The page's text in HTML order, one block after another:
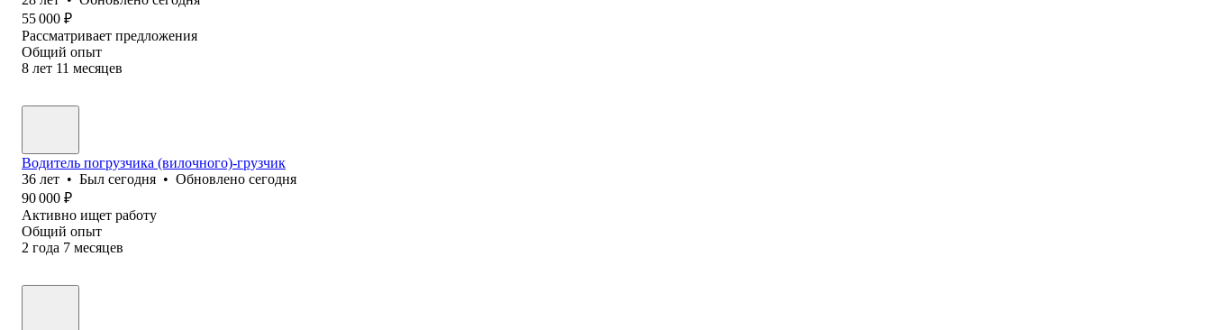
55 000 ₽
Рассматривает предложения
Общий опыт
8 лет 11 месяцев
Водитель погрузчика (вилочного)-грузчик
36 лет • Был сегодня • Обновлено сегодня
90 000 ₽
Активно ищет работу
Общий опыт
2 года 7 месяцев